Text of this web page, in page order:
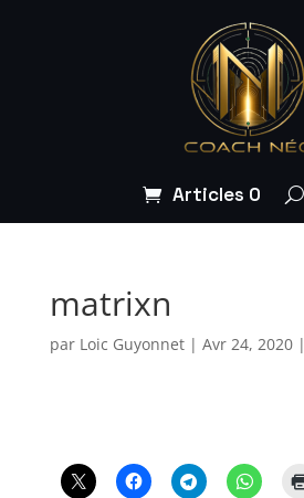
Articles 0
matrixn
par Loic Guyonnet| Avr 24, 2020|